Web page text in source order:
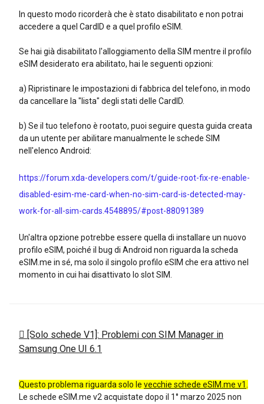
In questo modo ricorderà che è stato disabilitato e non potrai
accedere a quel CardID e a quel profilo eSIM.
Se hai già disabilitato l'alloggiamento della SIM mentre il profilo
eSIM desiderato era abilitato, hai le seguenti opzioni:
a) Ripristinare le impostazioni di fabbrica del telefono, in modo
da cancellare la "lista" degli stati delle CardID.
b) Se il tuo telefono è rootato, puoi seguire questa guida creata
da un utente per abilitare manualmente le schede SIM
nell'elenco Android:
https://forum.xda-developers.com/t/guide-root-fix-re-enable-
disabled-esim-me-card-when-no-sim-card-is-detected-may-
work-for-all-sim-cards.4548895/#post-88091389
Un'altra opzione potrebbe essere quella di installare un nuovo
profilo eSIM, poiché il bug di Android non riguarda la scheda
eSIM.me in sé, ma solo il singolo profilo eSIM che era attivo nel
momento in cui hai disattivato lo slot SIM.
[Solo schede V1]: Problemi con SIM Manager in
Samsung One UI 6.1
Questo problema riguarda solo le vecchie schede eSIM.me v1.
Le schede eSIM.me v2 acquistate dopo il 1° marzo 2025 non